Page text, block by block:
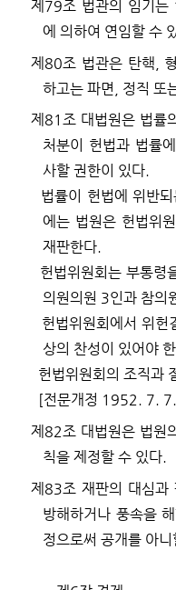
제 79조 법관의 임기는
에 의하여 연임할 수
제 80조 법관은 탄핵
하고는 파면
정직 또
제 81조 대법원은 법률
처분이 헌법과 법률
사할 권한이 있다.
법률이 헌법에 위반
에는 법원은 헌법위
재판한다.
헌법위원회는 부통령
의원의원 3인과 참의
헌법위원회에서 위헌
상의 찬성이 있어야
헌법위원회의 조직과
[전문개정 1952. 7.
제 82조 대법원은 법원
칙을 제정할 수 있다.
제 83조 재판의 대심과
방해하거나 풍속을
정으로써 공개를 아